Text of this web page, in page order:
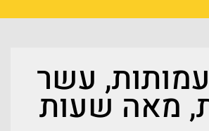
עשר
מאה שעות